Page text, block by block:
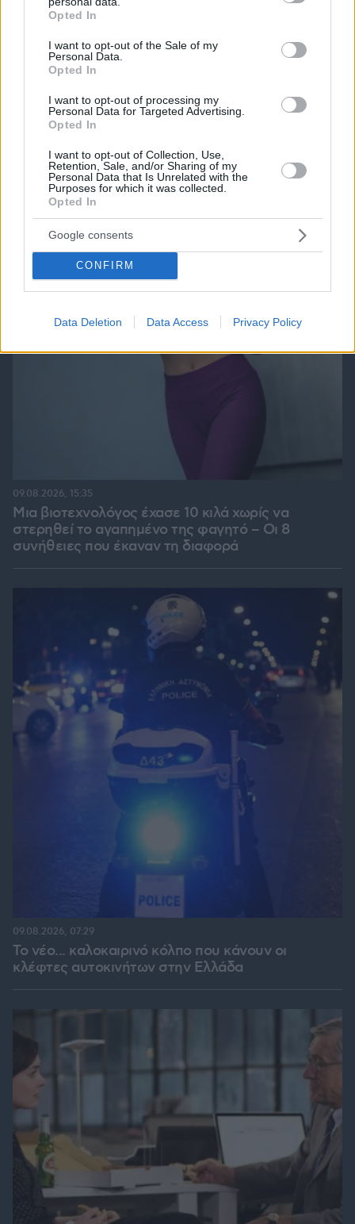
grant or deny consent to Google and its third-party tags to
use your data for below specified purposes in below Google
consent section.
Opted In
I want to opt-out of the Sale of my
Personal Data.
Opted In
I want to opt-out of processing my
Personal Data for Targeted Advertising.
Opted In
I want to opt-out of Collection, Use,
Retention, Sale, and/or Sharing of my
Personal Data that Is Unrelated with the
Purposes for which it was collected.
Opted In
Google consents
CONFIRM
Data Deletion Data Access Privacy Policy
Cut The Rope Northern Heights Candy
ΔΕΙΤΕ ΟΛΑ ΤΑ GAMES
Best of Network
Μια βιοτεχνολόγος έχασε 10 κιλά χωρίς να
στερηθεί το αγαπημένο της φαγητό – Οι 8
συνήθειες που έκαναν τη διαφορά
09.08.2026, 15:35
Το νέο... καλοκαιρινό κόλπο που κάνουν οι
κλέφτες αυτοκινήτων στην Ελλάδα
09.08.2026, 07:29